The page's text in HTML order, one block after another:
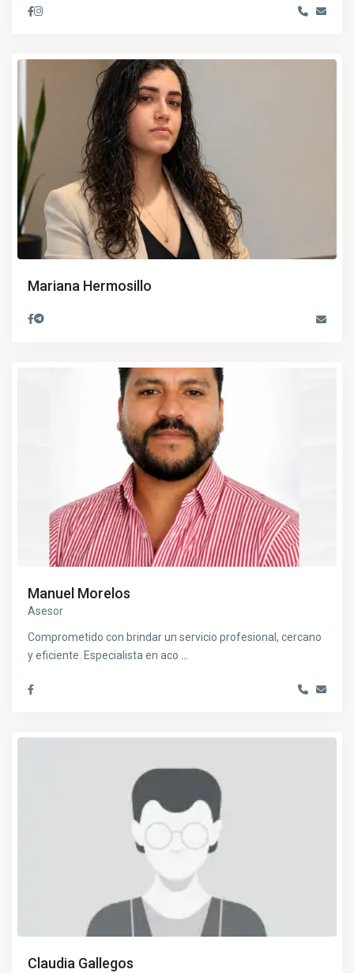
Mariana Hermosillo
Manuel Morelos
Asesor
Comprometido con brindar un servicio profesional, cercano
y eficiente. Especialista en aco
Claudia Gallegos